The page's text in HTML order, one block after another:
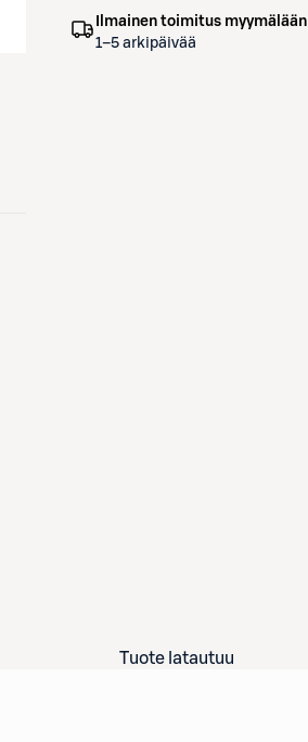
Ilmainen toimitus myymälään
1–5 arkipäivää
Tuote latautuu